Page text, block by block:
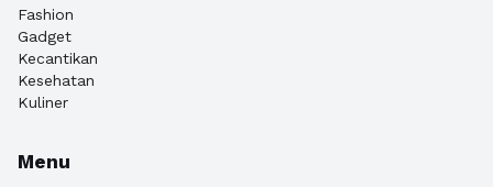
Fashion
Gadget
Kecantikan
Kesehatan
Kuliner
Menu